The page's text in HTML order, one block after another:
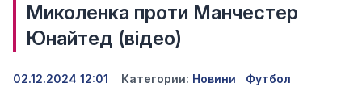
Миколенка проти Манчестер
Юнайтед (відео)
02.12.2024 12:01 Категории: Новини Футбол